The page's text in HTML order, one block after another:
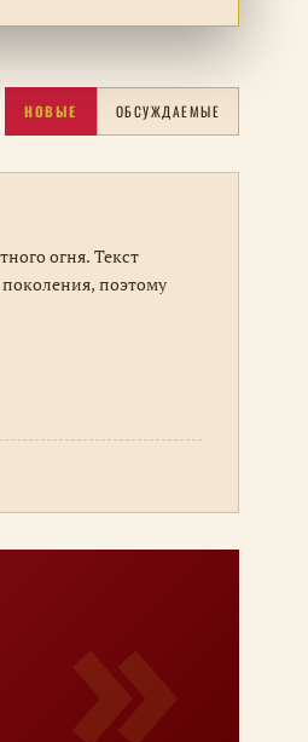
НОВЫЕ ОБСУЖДАЕМЫЕ
огня. Текст
поэтому